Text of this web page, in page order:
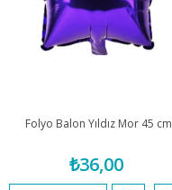
Folyo Balon Yıldız Mor 45 cm
₺36,00